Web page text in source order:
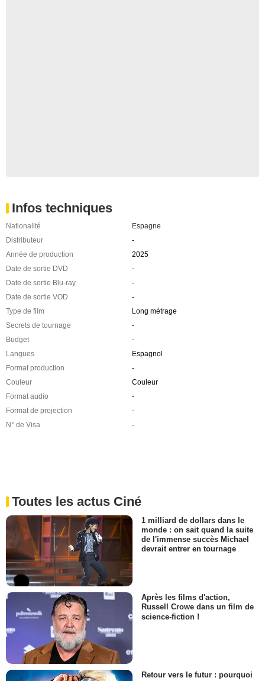
Infos techniques
Nationalité
Espagne
Distributeur
-
Année de production
2025
Date de sortie DVD
-
Date de sortie Blu-ray
-
Date de sortie VOD
-
Type de film
Long métrage
Secrets de tournage
-
Budget
-
Langues
Espagnol
Format production
-
Couleur
Couleur
Format audio
-
Format de projection
-
N° de Visa
-
Toutes les actus Ciné
1 milliard de dollars dans le
monde : on sait quand la suite
de l'immense succès Michael
devrait entrer en tournage
Après les films d'action,
Russell Crowe dans un film de
science-fiction !
Retour vers le futur : pourquoi